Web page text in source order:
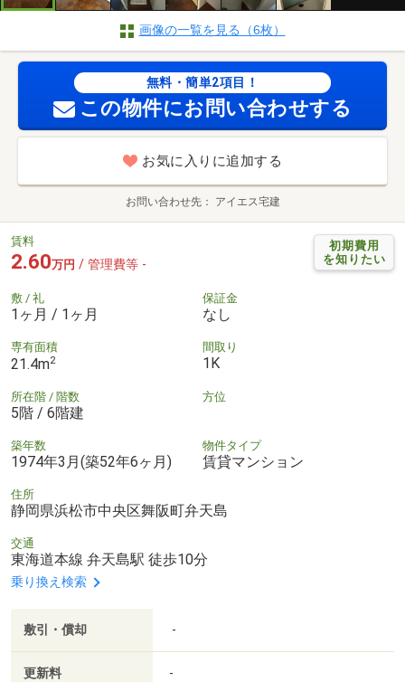
画像の一覧を見る（6枚）
無料・簡単2項目！
この物件にお問い合わせする
お気に入りに追加する
お問い合わせ先 アイエス宅建
初期費用
を知りたい
賃料
2.60万円 / 管理費等 -
敷 / 礼
1ヶ月 / 1ヶ月
保証金
なし
専有面積
21.4m2
間取り
1K
所在階 / 階数
5階 / 6階建
方位
築年数
1974年3月(築52年6ヶ月)
物件タイプ
賃貸マンション
住所
静岡県浜松市中央区舞阪町弁天島
交通
東海道本線 弁天島駅 徒歩10分
乗り換え検索
敷引・償却 -
更新料 -